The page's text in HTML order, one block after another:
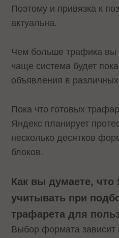
Поэтому и привязка к
актуальна.
Чем больше трафика вы
чаще система будет
объявления в
Пока что готовых
Яндекс планирует
несколько десятков
блоков.
Как вы думаете, что
учитывать при
трафарета для
Выбор формата зависит